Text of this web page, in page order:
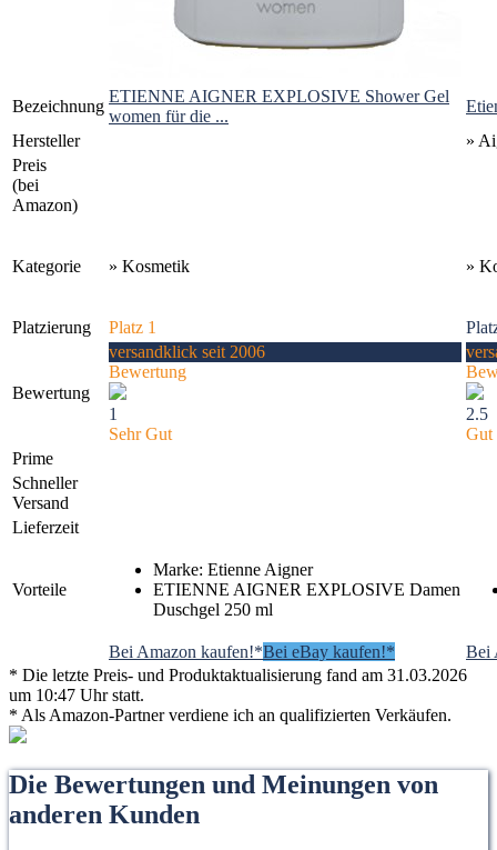
Bezeichnung
ETIENNE AIGNER EXPLOSIVE Shower Gel
women für die ...
Hersteller
»
Preis
(bei
Amazon)
Kategorie » Kosmetik »
Platzierung Platz 1
Bewertung
versandklick seit 2006
Bewertung
1
Sehr Gut
2.5
Gut
Prime
Schneller
Versand
Lieferzeit
Vorteile
Marke: Etienne Aigner
ETIENNE AIGNER EXPLOSIVE Damen
Duschgel 250 ml
Bei Amazon kaufen!*Bei eBay kaufen!*
Bei
* Die letzte Preis- und Produktaktualisierung fand am 31.03.2026
um 10:47 Uhr statt.
* Als Amazon-Partner verdiene ich an qualifizierten Verkäufen.
Die Bewertungen und Meinungen von
anderen Kunden